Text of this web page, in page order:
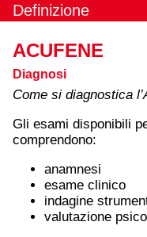
Definizione
ACUFENE
Diagnosi
Come si diagnostica
Gli esami disponibili
comprendono:
anamnesi
esame clinico
indagine
valutazione